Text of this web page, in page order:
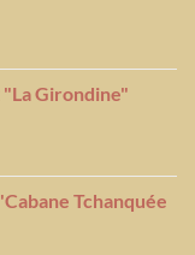
"La Girondine"
Tchanquée